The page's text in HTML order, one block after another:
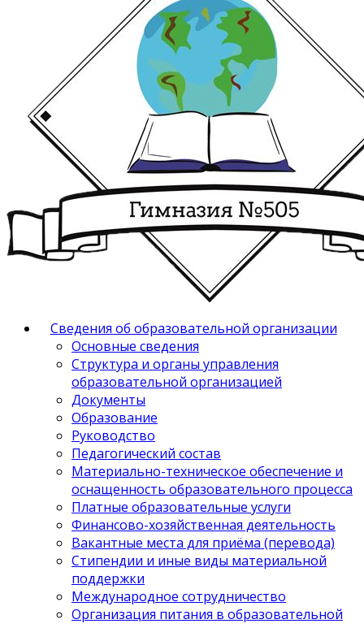
Сведения об образовательной организации
Основные сведения
Структура и органы управления
образовательной организацией
Документы
Образование
Руководство
Педагогический состав
Материально-техническое обеспечение и
оснащенность образовательного процесса
Платные образовательные услуги
Финансово-хозяйственная деятельность
Вакантные места для приёма (перевода)
Стипендии и иные виды материальной
поддержки
Международное сотрудничество
Организация питания в образовательной